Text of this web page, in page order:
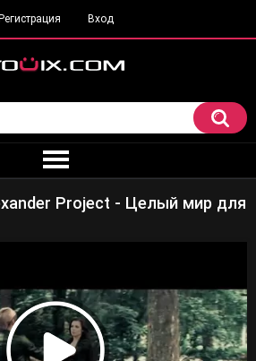
Регистрация Вход
Project - Целый мир для